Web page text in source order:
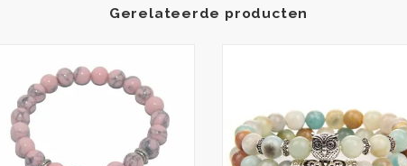
Gerelateerde producten